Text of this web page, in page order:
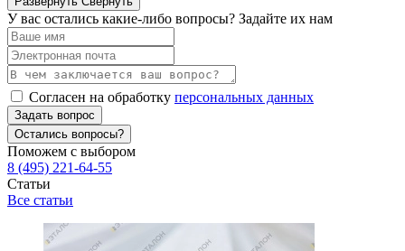
У вас остались какие-либо вопросы? Задайте их нам
Согласен на обработку персональных данных
Задать вопрос
Остались вопросы?
Поможем с выбором
8 (495) 221-64-55
Статьи
Все статьи